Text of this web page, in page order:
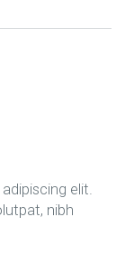
elit.
nibh